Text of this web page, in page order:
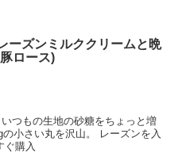
ーズンミルククリームと晩
ロース)
つもの生地の砂糖をちょっと増
小さい丸を沢山。 レーズンを入
ぐ購入